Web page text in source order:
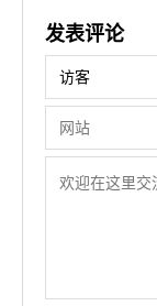
发表评论